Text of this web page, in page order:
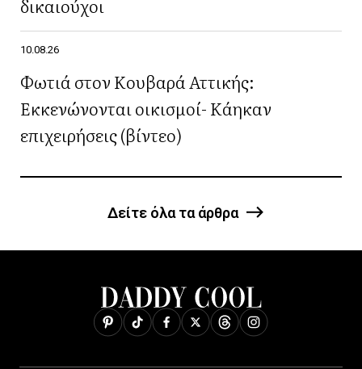
δικαιούχοι
10.08.26
Φωτιά στον Κουβαρά Αττικής:
Εκκενώνονται οικισμοί- Κάηκαν
επιχειρήσεις (βίντεο)
Δείτε όλα τα άρθρα